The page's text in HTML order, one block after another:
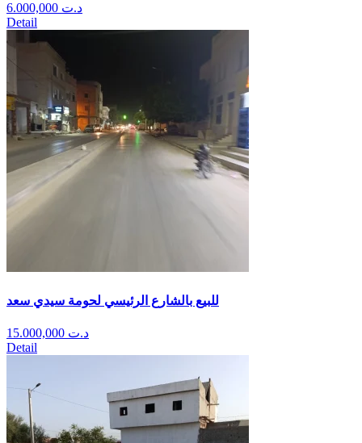
د.ت
Detail
للبيع بالشارع الرئيسي لحومة سيدي سعد
د.ت
Detail